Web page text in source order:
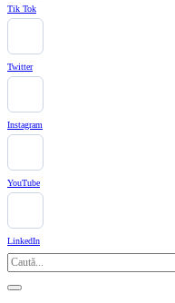
Tik Tok
Twitter
Instagram
YouTube
LinkedIn
Caută